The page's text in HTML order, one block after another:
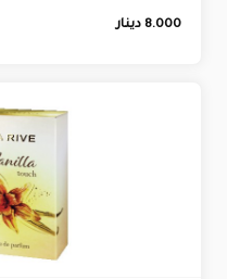
8.000 دينار